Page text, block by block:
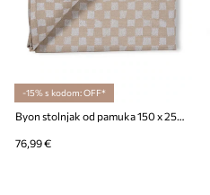
-15% s kodom: OFF*
Byon stolnjak od pamuka 150 x 250 cm
76,99 €